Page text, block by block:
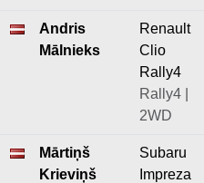
Andris
Mālnieks
Renault
Clio
Rally4
Rally4 |
2WD
Mārtiņš
Krieviņš
Subaru
Impreza